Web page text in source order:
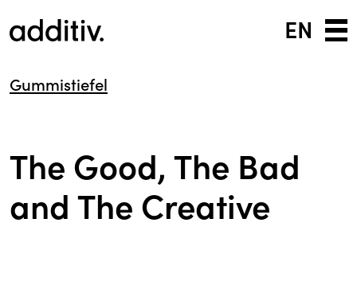
EN
Gummistiefel
The Good, The Bad
and The Creative